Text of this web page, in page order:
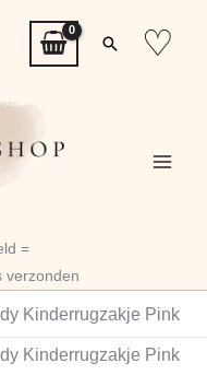
Zoeken
♡
=
verzonden
Kinderrugzakje Pink
Kinderrugzakje Pink